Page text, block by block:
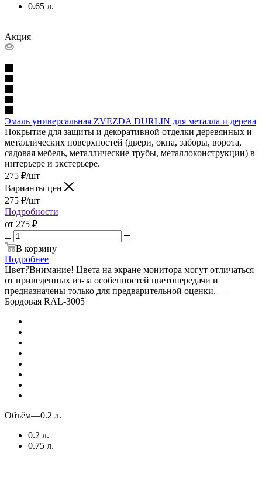
0.65 л.
Акция
Эмаль универсальная ZVEZDA DURLIN для металла и дерева
Покрытие для защиты и декоративной отделки деревянных и
металлических поверхностей (двери, окна, заборы, ворота,
садовая мебель, металлические трубы, металлоконструкции) в
интерьере и экстерьере.
275 ₽/шт
Варианты цен
275 ₽/шт
Подробности
от 275 ₽
В корзину
Подробнее
Цвет?Внимание! Цвета на экране монитора могут отличаться
от приведенных из-за особенностей цветопередачи и
предназначены только для предварительной оценки.—
Бордовая RAL-3005
Объём—0.2 л.
0.2 л.
0.75 л.